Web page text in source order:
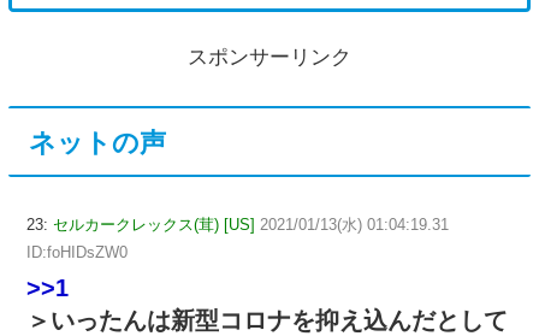
スポンサーリンク
ネットの声
23: セルカークレックス(茸) [US] 2021/01/13(水) 01:04:19.31
ID:foHIDsZW0
>>1
＞いったんは新型コロナを抑え込んだとして